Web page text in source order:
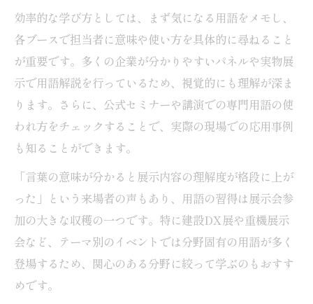
効率的な学び方としては、まず気になる用語をメモし、
各ブースで担当者に意味や使い方を具体的に尋ねること
が重要です。多くの企業が分かりやすいパネルや実物展
示で用語解説を行っているため、視覚的にも理解が深ま
ります。さらに、公式セミナーや講演での専門用語の使
われ方をチェックすることで、実際の現場での応用事例
も知ることができます。
「言葉の意味が分かると展示内容の理解度が格段に上が
った」という来場者の声もあり、用語の習得は展示会参
加の大きな収穫の一つです。特に建設DX展や重機展示
会など、テーマ別のイベントでは分野固有の用語が多く
登場するため、関心のある分野に絞って学ぶのもおすす
めです。